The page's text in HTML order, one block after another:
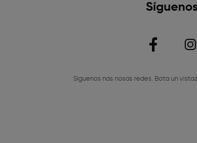
Síguenos nas nosas redes. Bota un